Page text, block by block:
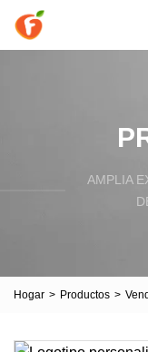
AMPLIA
Hogar > Productos >